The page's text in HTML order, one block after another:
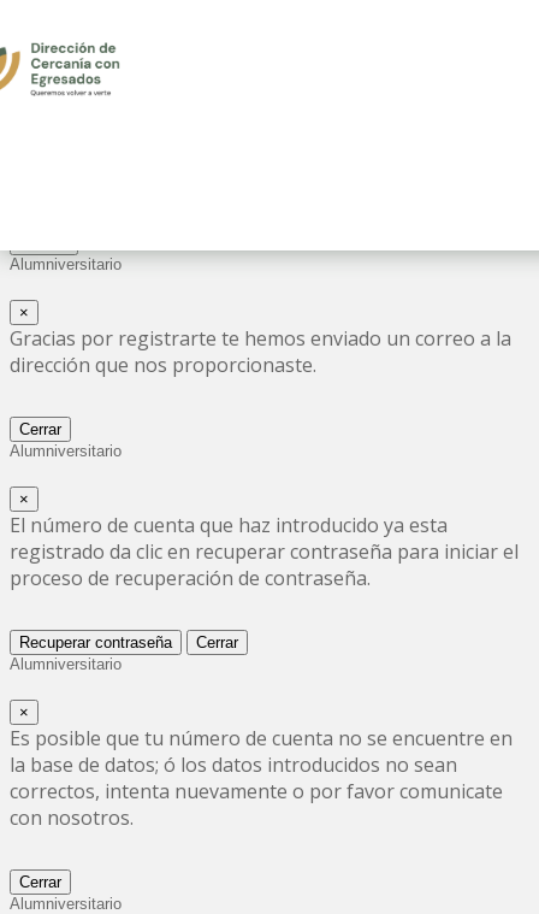
×
Número de cuenta
Alumniversitario
×
Gracias por registrarte te hemos enviado un correo a la
dirección que nos proporcionaste.
Cerrar
Alumniversitario
×
El número de cuenta que haz introducido ya esta
registrado da clic en recuperar contraseña para iniciar el
proceso de recuperación de contraseña.
Recuperar contraseña
Cerrar
Alumniversitario
×
Es posible que tu número de cuenta no se encuentre en
la base de datos; ó los datos introducidos no sean
correctos, intenta nuevamente o por favor comunicate
con nosotros.
Cerrar
Alumniversitario